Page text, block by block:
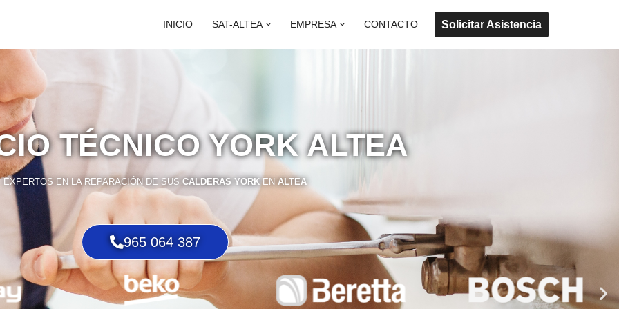
INICIO SAT-ALTEA EMPRESA CONTACTO Solicitar Asistencia
TÉCNICO YORK ALTEA
EXPERTOS EN LA REPARACIÓN DE SUS CALDERAS YORKEN ALTEA
965 064 387